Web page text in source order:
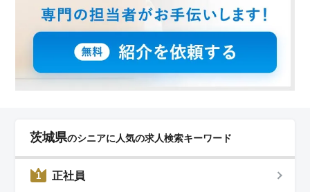
茨城県のシニアに人気の求人検索キーワード
1 正社員